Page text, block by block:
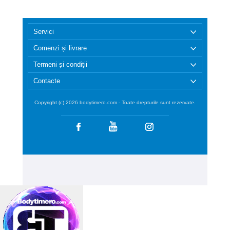
Servici
Comenzi și livrare
Termeni și condiții
Contacte
Copyright (c) 2026 bodytimero.com - Toate drepturile sunt rezervate.